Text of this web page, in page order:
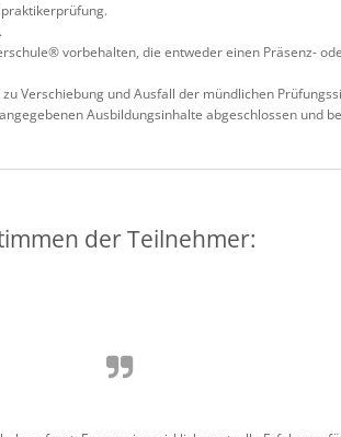
vorbehalten, die entweder einen Präsenz-
Verschiebung und Ausfall der mündlichen
Ausbildungsinhalte abgeschlossen und
der Teilnehmer: